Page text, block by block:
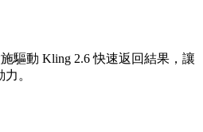
施驅動 Kling 2.6 快速返回結果，讓
。